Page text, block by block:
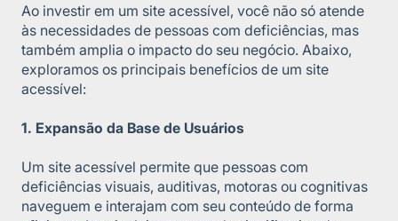
Ao investir em um site acessível, você não só atende
às necessidades de pessoas com deficiências, mas
também amplia o impacto do seu negócio. Abaixo,
exploramos os principais benefícios de um site
acessível:
1. Expansão da Base de Usuários
Um site acessível permite que pessoas com
deficiências visuais, auditivas, motoras ou cognitivas
naveguem e interajam com seu conteúdo de forma